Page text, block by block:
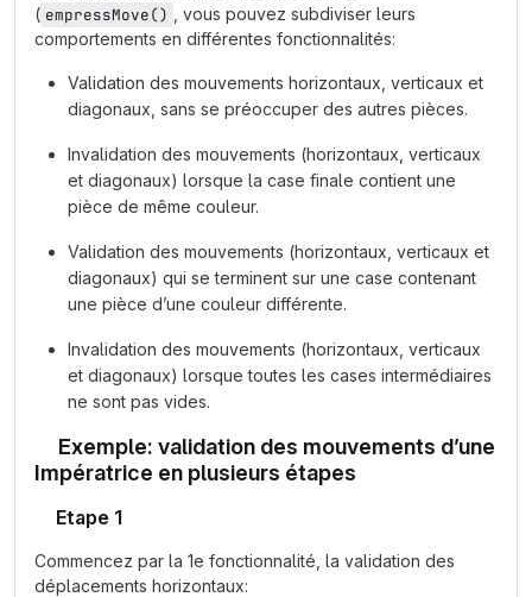
( empressMove()
, vous pouvez subdiviser leurs
comportements en différentes fonctionnalités:
Validation des mouvements horizontaux, verticaux et
diagonaux, sans se préoccuper des autres pièces.
Invalidation des mouvements (horizontaux, verticaux
et diagonaux) lorsque la case finale contient une
pièce de même couleur.
Validation des mouvements (horizontaux, verticaux et
diagonaux) qui se terminent sur une case contenant
une pièce d’une couleur différente.
Invalidation des mouvements (horizontaux, verticaux
et diagonaux) lorsque toutes les cases intermédiaires
ne sont pas vides.
Exemple: validation des mouvements d’une
Impératrice en plusieurs étapes
Etape 1
Commencez par la 1e fonctionnalité, la validation des
déplacements horizontaux: